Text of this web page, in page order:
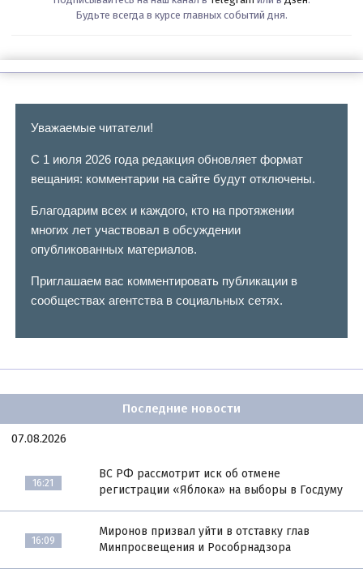
Будьте всегда в курсе главных событий дня.
Уважаемые читатели!
С 1 июля 2026 года редакция обновляет формат
вещания: комментарии на сайте будут отключены.
Благодарим всех и каждого, кто на протяжении
многих лет участвовал в обсуждении
опубликованных материалов.
Приглашаем вас комментировать публикации в
сообществах агентства в социальных сетях.
Последние новости
07.08.2026
16:21
ВС РФ рассмотрит иск об отмене
регистрации «Яблока» на выборы в Госдуму
16:09
Миронов призвал уйти в отставку глав
Минпросвещения и Рособрнадзора